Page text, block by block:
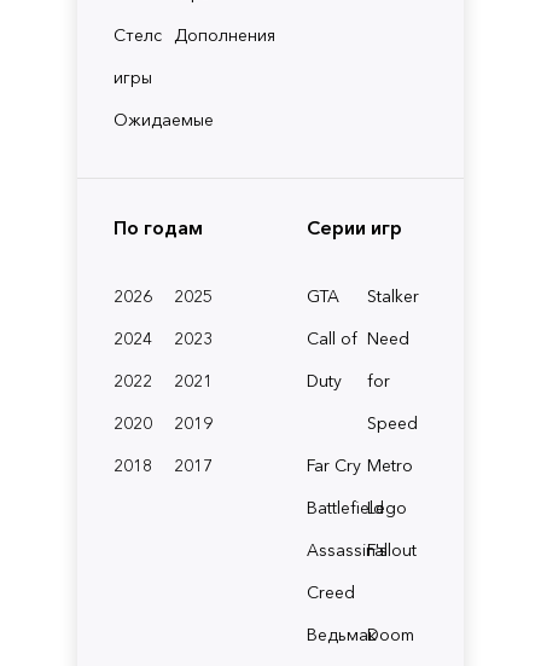
Стелс
игры
Дополнения
Ожидаемые
По годам
2026
2025
2024
2023
2022
2021
2020
2019
2018
2017
Серии игр
GTA
Stalker
Call of
Duty
Need
for
Speed
Far Cry Metro
BattlefieldLego
Assassin's
Creed
Fallout
ВедьмакDoom